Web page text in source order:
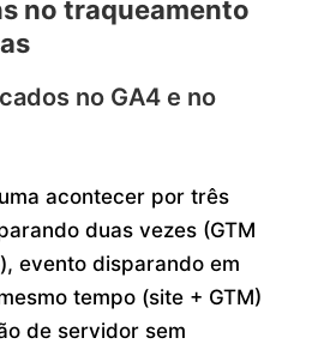
no traqueamento
no GA4 e no
acontecer por três
duas vezes (GTM
evento disparando em
tempo (site + GTM)
de servidor sem